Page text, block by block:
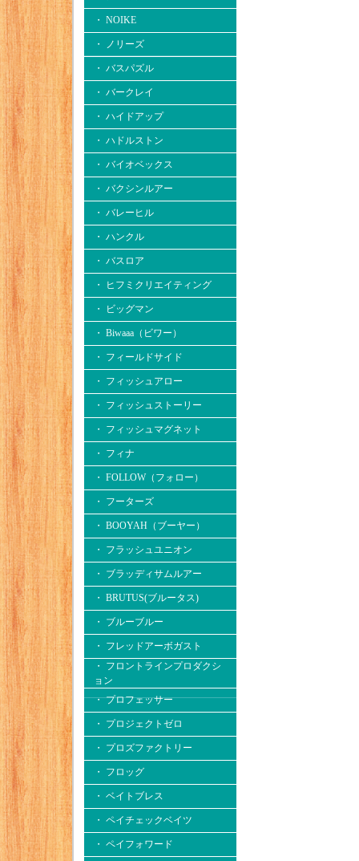
・ NOIKE
・ ノリーズ
・ バスパズル
・ バークレイ
・ ハイドアップ
・ ハドルストン
・ バイオベックス
・ バクシンルアー
・ バレーヒル
・ ハンクル
・ バスロア
・ ヒフミクリエイティング
・ ビッグマン
・ Biwaaa（ビワー）
・ フィールドサイド
・ フィッシュアロー
・ フィッシュストーリー
・ フィッシュマグネット
・ フィナ
・ FOLLOW（フォロー）
・ フーターズ
・ BOOYAH（ブーヤー）
・ フラッシュユニオン
・ ブラッディサムルアー
・ BRUTUS(ブルータス)
・ ブルーブルー
・ フレッドアーボガスト
・ フロントラインプロダクシ
ョン
・ プロフェッサー
・ プロジェクトゼロ
・ プロズファクトリー
・ フロッグ
・ ベイトブレス
・ ペイチェックベイツ
・ ペイフォワード